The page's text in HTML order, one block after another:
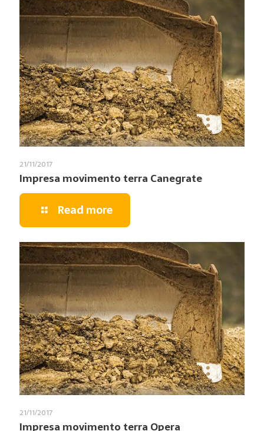
21/11/2017
Impresa movimento terra Canegrate
Read more
21/11/2017
Impresa movimento terra Opera